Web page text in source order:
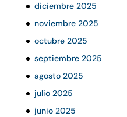
diciembre 2025
noviembre 2025
octubre 2025
septiembre 2025
agosto 2025
julio 2025
junio 2025